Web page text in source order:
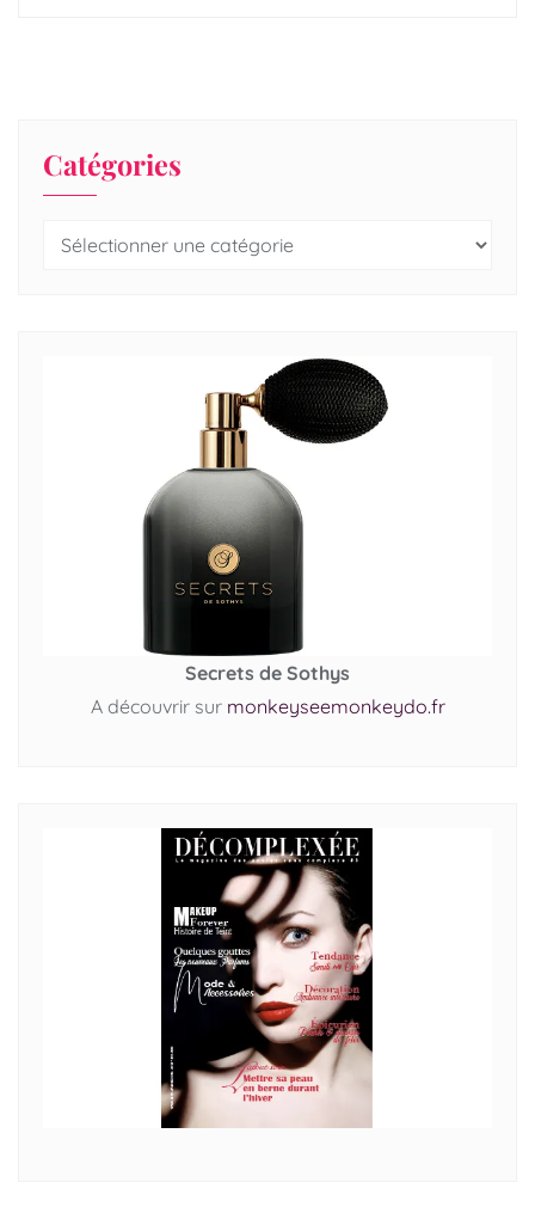
Catégories
Secrets de Sothys
A découvrir sur monkeyseemonkeydo.fr